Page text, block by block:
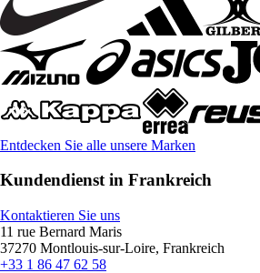
Entdecken Sie alle unsere Marken
Kundendienst in Frankreich
Kontaktieren Sie uns
11 rue Bernard Maris
37270 Montlouis-sur-Loire, Frankreich
+33 1 86 47 62 58